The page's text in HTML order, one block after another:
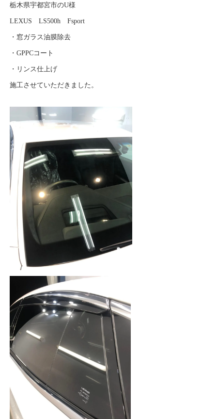
栃木県宇都宮市のU様
LEXUS LS500h Fsport
・窓ガラス油膜除去
・GPPCコート
・リンス仕上げ
施工させていただきました。